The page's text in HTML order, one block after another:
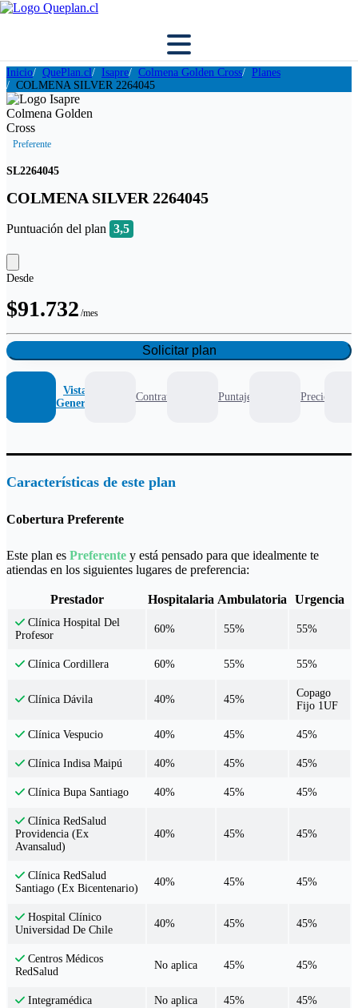
Inicio QuePlan.cl Isapre Colmena Golden Cross
Planes
COLMENA SILVER 2264045
Preferente
SL2264045
COLMENA SILVER 2264045
Puntuación del plan 3,5
Desde
$91.732 /mes
Solicitar plan
Vista
General
Contrato Puntaje Precio
Características de este plan
Cobertura Preferente
Este plan es Preferente y está pensado para que idealmente te
atiendas en los siguientes lugares de preferencia:
Prestador Hospitalaria Ambulatoria Urgencia
Clínica Hospital Del
Profesor
60% 55% 55%
Clínica Cordillera 60% 55% 55%
Clínica Dávila 40% 45%
Copago
Fijo 1UF
Clínica Vespucio 40% 45% 45%
Clínica Indisa Maipú 40% 45% 45%
Clínica Bupa Santiago 40% 45% 45%
Clínica RedSalud
Providencia (Ex
Avansalud)
40% 45% 45%
Clínica RedSalud
Santiago (Ex Bicentenario)
40% 45% 45%
Hospital Clínico
Universidad De Chile
40% 45% 45%
Centros Médicos
RedSalud
No aplica 45% 45%
Integramédica No aplica 45% 45%